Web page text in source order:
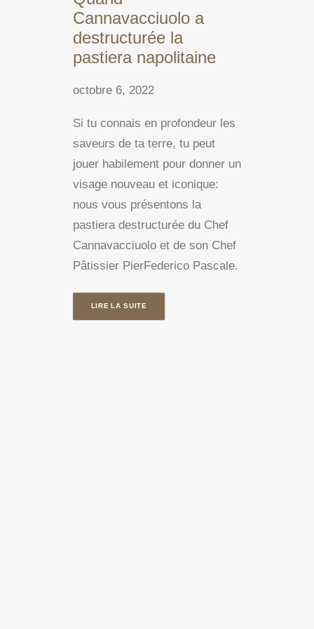
Cannavacciuolo a
destructurée la
pastiera napolitaine
octobre 6, 2022
Si tu connais en profondeur les
saveurs de ta terre, tu peut
jouer habilement pour donner un
visage nouveau et iconique:
nous vous présentons la
pastiera destructurée du Chef
Cannavacciuolo et de son Chef
Pâtissier PierFederico Pascale.
LIRE LA SUITE